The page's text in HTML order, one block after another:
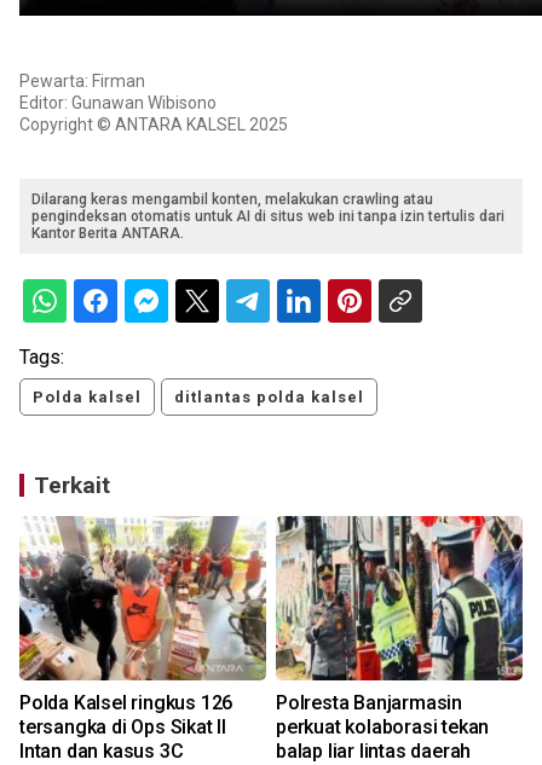
Pewarta: Firman
Editor: Gunawan Wibisono
Copyright © ANTARA KALSEL 2025
Dilarang keras mengambil konten, melakukan crawling atau
pengindeksan otomatis untuk AI di situs web ini tanpa izin tertulis dari
Kantor Berita ANTARA.
Tags:
Polda kalsel ditlantas polda kalsel
Terkait
Polda Kalsel ringkus 126
tersangka di Ops Sikat II
Intan dan kasus 3C
Polresta Banjarmasin
perkuat kolaborasi tekan
balap liar lintas daerah